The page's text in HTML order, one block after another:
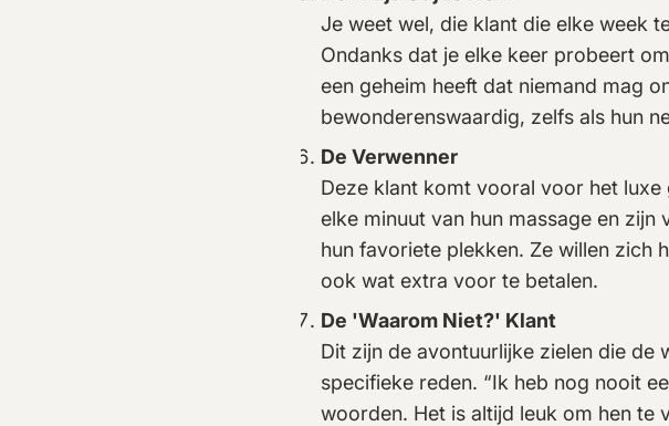
Je weet wel, die klant die elke week
Ondanks dat je elke keer probeert
een geheim heeft dat niemand mag
bewonderenswaardig, zelfs als hun
De Verwenner
Deze klant komt vooral voor het
elke minuut van hun massage en
hun favoriete plekken. Ze willen zich
ook wat extra voor te betalen.
De 'Waarom Niet?' Klant
Dit zijn de avontuurlijke zielen die de
specifieke reden. “Ik heb nog nooit
woorden. Het is altijd leuk om hen te